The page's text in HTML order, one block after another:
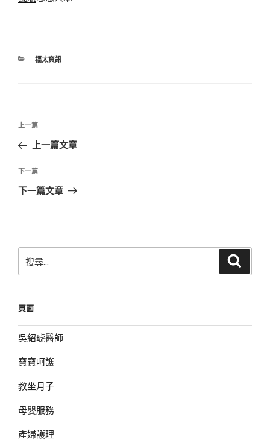
分
福太資訊
文
導
覽
上
一
文
章
上一篇
上一篇文章
下
一
下一篇
下一篇文章
尋
字:
頁面
吳紹琥醫師
寶寶呵護
教坐月子
母嬰服務
產婦護理